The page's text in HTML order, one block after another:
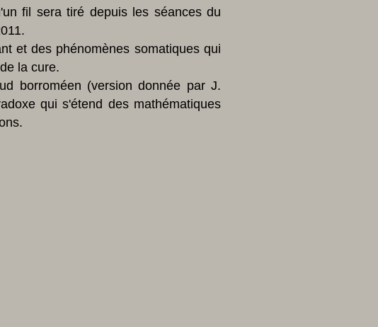
fil sera tiré depuis les séances du
et des phénomènes somatiques qui
la cure.
borroméen (version donnée par J.
qui s'étend des mathématiques